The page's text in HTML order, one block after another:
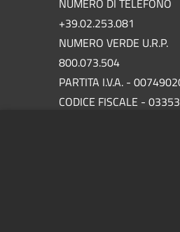
+39.02.253.081
NUMERO VERDE U.R.P.
800.073.504
PARTITA I.V.A. -
CODICE FISCALE -